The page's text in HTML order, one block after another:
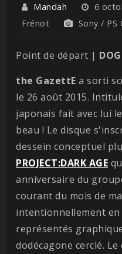
Mandah 6
Frénot
Sony / PS
Point de départ |
the GazettE a sorti
le 26 août 2015.
japonais fait avec lui
beau ! Le disque
dessein conceptuel
PROJECT:DARK AGE
anniversaire du
courant du mois de
intentionnellement
représentés
dodécagone cerclé.